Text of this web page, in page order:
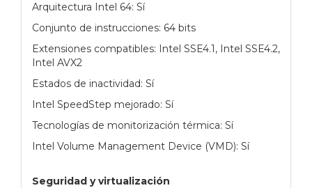
Arquitectura Intel 64: Sí
Conjunto de instrucciones: 64 bits
Extensiones compatibles: Intel SSE4.1, Intel SSE4.2,
Intel AVX2
Estados de inactividad: Sí
Intel SpeedStep mejorado: Sí
Tecnologías de monitorización térmica: Sí
Intel Volume Management Device (VMD): Sí
Seguridad y virtualización